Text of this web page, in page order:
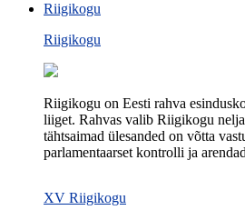
Riigikogu
Riigikogu
Riigikogu on Eesti rahva
liiget. Rahvas valib Riigikogu
tähtsaimad ülesanded on võtta
parlamentaarset kontrolli ja
XV Riigikogu